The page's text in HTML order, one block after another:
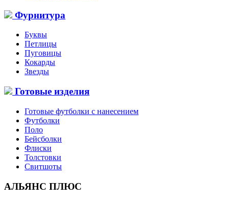
Фурнитура
Буквы
Петлицы
Пуговицы
Кокарды
Звезды
Готовые изделия
Готовые футболки с нанесением
Футболки
Поло
Бейсболки
Флиски
Толстовки
Свитшоты
АЛЬЯНС ПЛЮС